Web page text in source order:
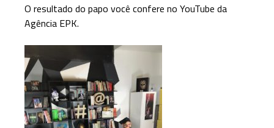
O resultado do papo você confere no YouTube da
Agência EPK.